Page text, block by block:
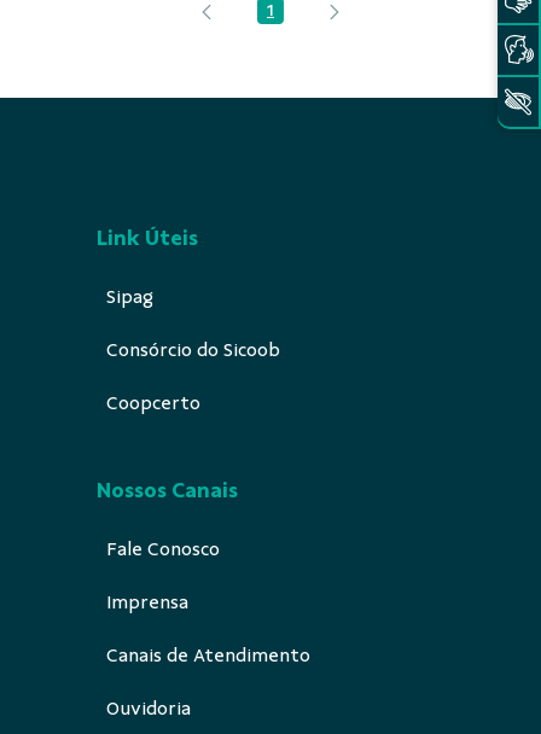
Página
1
Link Úteis
Sipag
Consórcio do Sicoob
Coopcerto
Nossos Canais
Fale Conosco
Imprensa
Canais de Atendimento
Ouvidoria